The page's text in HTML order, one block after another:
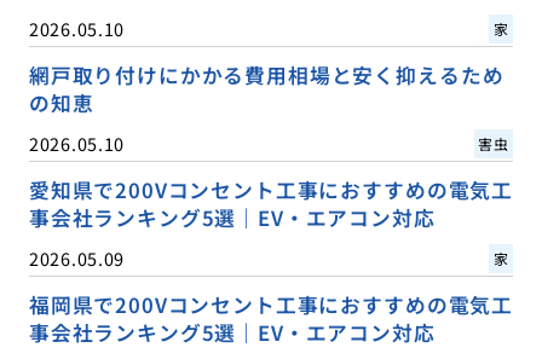
2026.05.10 家
網戸取り付けにかかる費用相場と安く抑えるため
の知恵
2026.05.10 害虫
愛知県で200Vコンセント工事におすすめの電気工
事会社ランキング5選｜EV・エアコン対応
2026.05.09 家
福岡県で200Vコンセント工事におすすめの電気工
事会社ランキング5選｜EV・エアコン対応